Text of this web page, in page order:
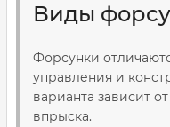
Виды
Форсунки
управления и
варианта зависит
впрыска.